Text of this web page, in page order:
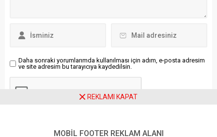
çalışanlara yönelik 1000
muafiyetli prim planı
tartışmalara yol...
yaşın altında olduğunu,
Daha sonraki yorumlarımda kullanılması için adım, e-posta adresim
ve site adresim bu tarayıcıya kaydedilsin.
REKLAMI KAPAT
MOBİL FOOTER REKLAM ALANI